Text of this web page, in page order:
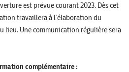
est prévue courant 2023. Dès cet
travaillera à l’élaboration du
lieu. Une communication régulière sera
complémentaire :